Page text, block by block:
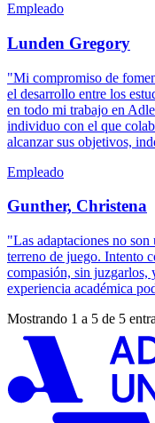
Empleado
Lunden Gregory
"Mi compromiso de
el desarrollo entre los
en todo mi trabajo en
individuo con el que
alcanzar sus objetivos,
Empleado
Gunther, Christena
"Las adaptaciones no
terreno de juego. Intento
compasión, sin juzgarlos,
experiencia académica
Mostrando 1 a 5 de 5